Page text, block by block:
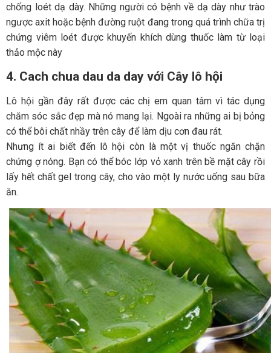
chống loét dạ dày. Những người có bệnh về dạ dày như trào
ngược axit hoặc bệnh đường ruột đang trong quá trình chữa trị
chứng viêm loét được khuyến khích dùng thuốc làm từ loại
thảo mộc này
4. Cach chua dau da day với Cây lô hội
Lô hội gần đây rất được các chị em quan tâm vì tác dụng
chăm sóc sắc đẹp mà nó mang lại. Ngoài ra những ai bị bỏng
có thể bôi chất nhầy trên cây để làm dịu cơn đau rát.
Nhưng ít ai biết đến lô hội còn là một vị thuốc ngăn chặn
chứng ợ nóng. Bạn có thể bóc lớp vỏ xanh trên bề mặt cây rồi
lấy hết chất gel trong cây, cho vào một ly nước uống sau bữa
ăn.